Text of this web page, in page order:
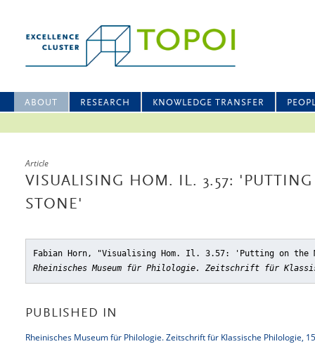
ABOUT RESEARCH KNOWLEDGE TRANSFER
Article
VISUALISING HOM. IL. 3.57:
STONE'
Fabian Horn, "Visualising Hom. Il. 3.57: 'Putting on the
Rheinisches Museum für Philologie. Zeitschrift für
PUBLISHED IN
Rheinisches Museum für Philologie. Zeitschrift für Klassische Philologie,